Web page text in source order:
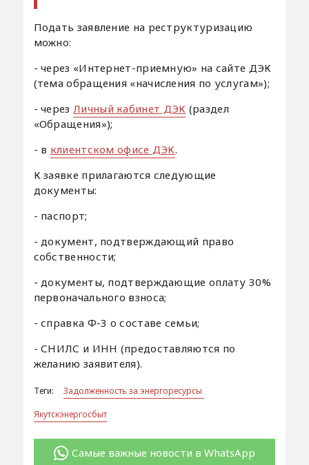
Подать заявление на реструктуризацию
можно:
- через «Интернет-приемную» на сайте ДЭК
(тема обращения «начисления по услугам»);
- через Личный кабинет ДЭК (раздел
«Обращения»);
- в клиентском офисе ДЭК.
К заявке прилагаются следующие
документы:
- паспорт;
- документ, подтверждающий право
собственности;
- документы, подтверждающие оплату 30%
первоначального взноса;
- справка Ф-3 о составе семьи;
- СНИЛС и ИНН (предоставляются по
желанию заявителя).
Теги:
Задолженность за энергоресурсы
Якутскэнергосбыт
Самые важные новости в WhatsApp